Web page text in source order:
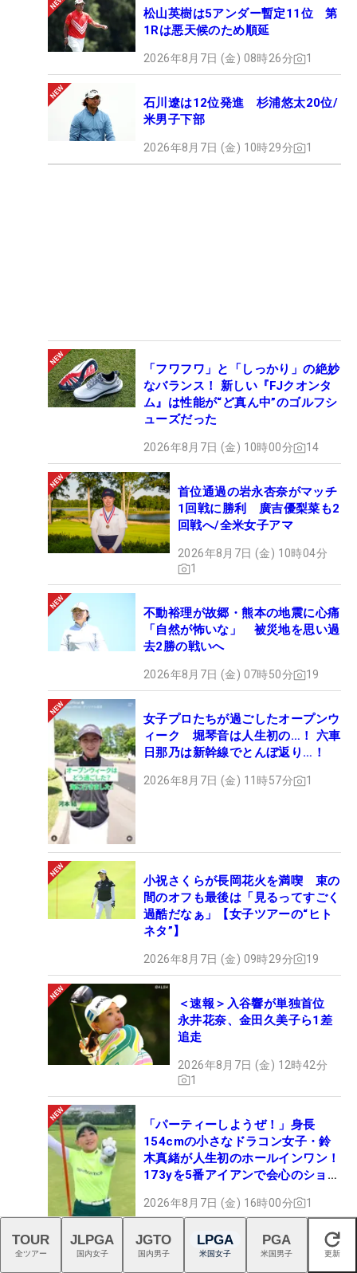
松山英樹は5アンダー暫定11位 第
1Rは悪天候のため順延
2026年8月7日 (金) 08時26分 1
石川遼は12位発進 杉浦悠太20位/
米男子下部
2026年8月7日 (金) 10時29分 1
「フワフワ」と「しっかり」の絶妙
なバランス！ 新しい『FJクオンタ
ム』は性能が“ど真ん中”のゴルフシ
ューズだった
2026年8月7日 (金) 10時00分 14
首位通過の岩永杏奈がマッチ
1回戦に勝利 廣吉優梨菜も2
回戦へ/全米女子アマ
2026年8月7日 (金) 10時04分
1
不動裕理が故郷・熊本の地震に心痛
「自然が怖いな」 被災地を思い過
去2勝の戦いへ
2026年8月7日 (金) 07時50分 19
女子プロたちが過ごしたオープンウ
ィーク 堀琴音は人生初の…！ 六車
日那乃は新幹線でとんぼ返り…！
2026年8月7日 (金) 11時57分 1
小祝さくらが長岡花火を満喫 束の
間のオフも最後は「見るってすごく
過酷だなぁ」【女子ツアーの“ヒト
ネタ”】
2026年8月7日 (金) 09時29分 19
＜速報＞入谷響が単独首位
永井花奈、金田久美子ら1差
追走
2026年8月7日 (金) 12時42分
1
「パーティーしようぜ！」身長
154cmの小さなドラコン女子・鈴
木真緒が人生初のホールインワン！
173yを5番アイアンで会心のショッ
2026年8月7日 (金) 16時00分 1
閉じる
TOUR
全ツアー
JLPGA
国内女子
JGTO
国内男子
LPGA
米国女子
PGA
米国男子 更新